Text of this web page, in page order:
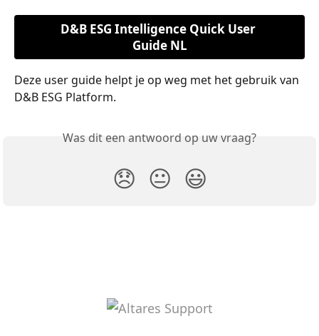
D&B ESG Intelligence Quick User
Guide NL
Deze user guide helpt je op weg met het gebruik van
D&B ESG Platform.
Was dit een antwoord op uw vraag?
😞 😐 😃